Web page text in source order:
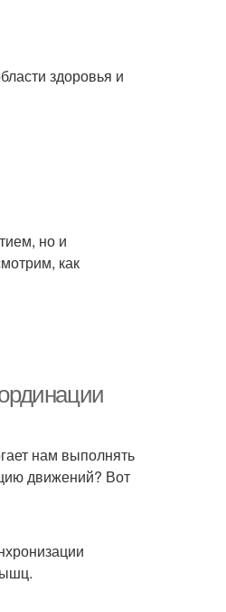
здоровья и
но и
как
нам выполнять
движений? Вот